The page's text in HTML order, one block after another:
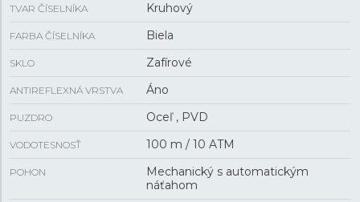
TVAR ČÍSELNÍKA Kruhový
FARBA ČÍSELNÍKA Biela
SKLO Zafírové
ANTIREFLEXNÁ VRSTVA Áno
PUZDRO Oceľ , PVD
VODOTESNOSŤ 100 m / 10 ATM
POHON
Mechanický s automatickým
náťahom